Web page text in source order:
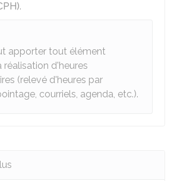
.
apporter tout élément
réalisation d'heures
(relevé d'heures par
courriels, agenda, etc.).